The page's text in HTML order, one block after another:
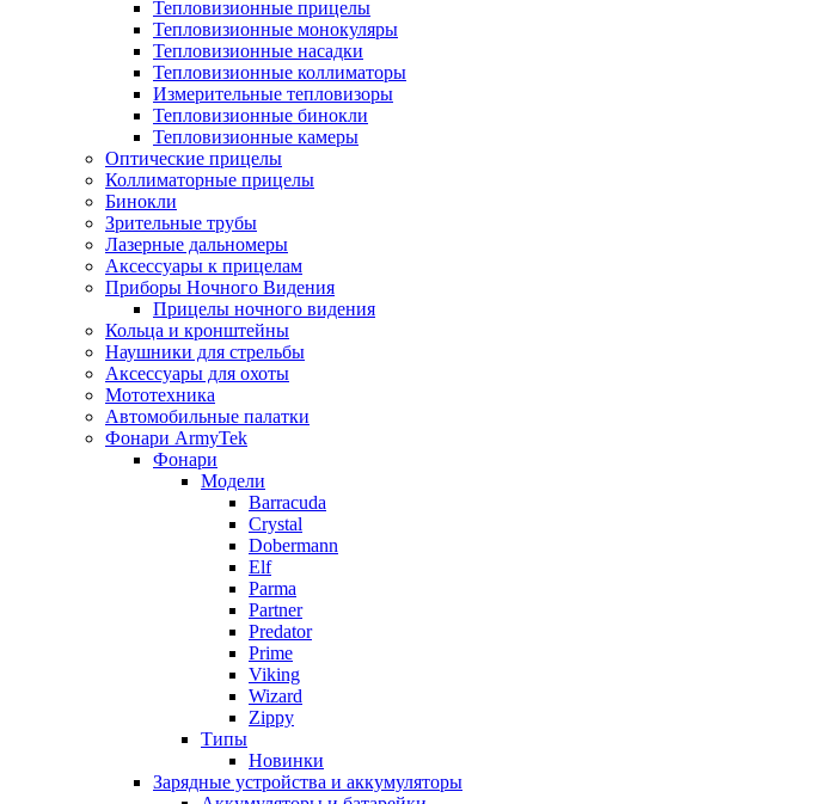
Тепловизионные прицелы
Тепловизионные монокуляры
Тепловизионные насадки
Тепловизионные коллиматоры
Измерительные тепловизоры
Тепловизионные бинокли
Тепловизионные камеры
Оптические прицелы
Коллиматорные прицелы
Бинокли
Зрительные трубы
Лазерные дальномеры
Аксессуары к прицелам
Приборы Ночного Видения
Прицелы ночного видения
Кольца и кронштейны
Наушники для стрельбы
Аксессуары для охоты
Мототехника
Автомобильные палатки
Фонари ArmyTek
Фонари
Модели
Barracuda
Crystal
Dobermann
Elf
Parma
Partner
Predator
Prime
Viking
Wizard
Zippy
Типы
Новинки
Зарядные устройства и аккумуляторы